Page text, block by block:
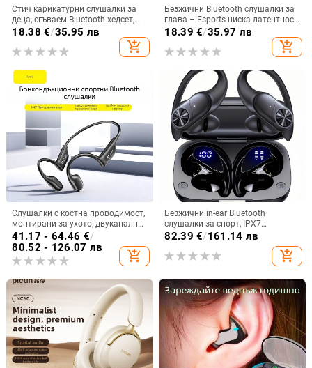
Стич карикатурни слушалки за
деца, сгъваем Bluetooth хедсет,
глава-монтаж, стерео звук, BT 5.0
18.38 €/35.95 лв
add_shopping_cart
Безжични Bluetooth слушалки за
глава – Esports ниска латентност,
Bluetooth 5.3, обхват 10 м,
батерия 4–8 ч, двустранно
стерео
18.39 €/35.97 лв
add_shopping_cart
Слушалки с костна проводимост,
монтирани за ухото, двуканално
стерео, Bluetooth 6.0, автономия
над 8 часа
41.17 - 64.46 €/
80.52 - 126.07 лв
add_shopping_cart
Безжични in-ear Bluetooth
слушалки за спорт, IPX7
водоустойчиви, дълъг живот на
шумопотискане
82.39 €/161.14 лв
add_shopping_cart